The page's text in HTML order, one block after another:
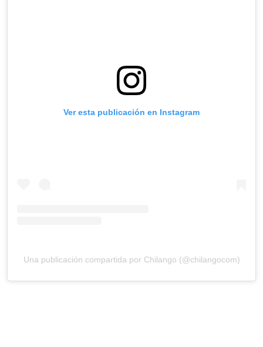
Ver esta publicación en Instagram
Una publicación compartida por Chilango (@chilangocom)